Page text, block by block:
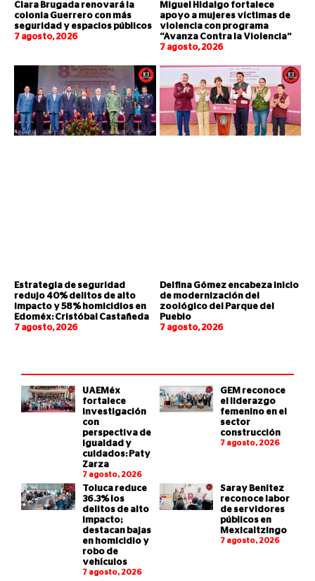
Clara Brugada renovará la
colonia Guerrero con más
seguridad y espacios públicos
7 agosto, 2026
Miguel Hidalgo fortalece
apoyo a mujeres víctimas de
violencia con programa
“Avanza Contra la Violencia”
7 agosto, 2026
Estrategia de seguridad
redujo 40% delitos de alto
impacto y 58% homicidios en
Edoméx: Cristóbal Castañeda
7 agosto, 2026
Delfina Gómez encabeza inicio
de modernización del
zoológico del Parque del
Pueblo
7 agosto, 2026
UAEMéx
fortalece
investigación
con
perspectiva de
igualdad y
cuidados: Paty
Zarza
7 agosto, 2026
GEM reconoce
el liderazgo
femenino en el
sector
construcción
7 agosto, 2026
Toluca reduce
36.3% los
delitos de alto
impacto;
destacan bajas
en homicidio y
robo de
vehículos
7 agosto, 2026
Saray Benítez
reconoce labor
de servidores
públicos en
Mexicaltzingo
7 agosto, 2026